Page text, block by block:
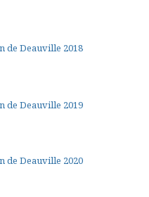
de Deauville 2018
de Deauville 2019
de Deauville 2020